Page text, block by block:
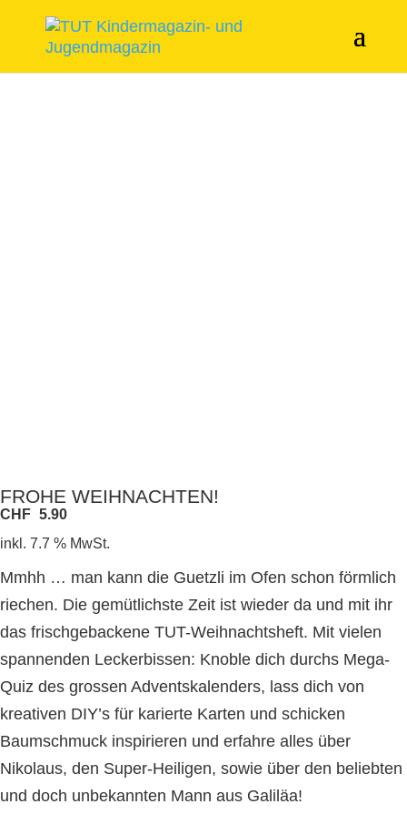
FROHE WEIHNACHTEN!
CHF 5.90
inkl. 7.7 % MwSt.
Mmhh … man kann die Guetzli im Ofen schon förmlich
riechen. Die gemütlichste Zeit ist wieder da und mit ihr
das frischgebackene TUT-Weihnachtsheft. Mit vielen
spannenden Leckerbissen: Knoble dich durchs Mega-
Quiz des grossen Adventskalenders, lass dich von
kreativen DIY’s für karierte Karten und schicken
Baumschmuck inspirieren und erfahre alles über
Nikolaus, den Super-Heiligen, sowie über den beliebten
und doch unbekannten Mann aus Galiläa!